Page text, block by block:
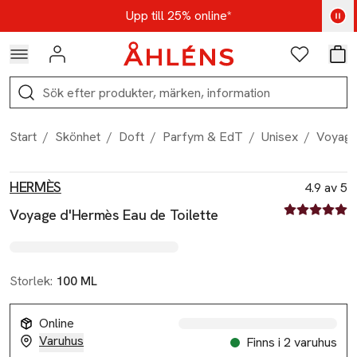
Hoppa till navigationsmenynUpp till 25% online*
Kod: AUG25 - Shoppa nu
Logga in Favoriter
Sök
Start / Skönhet / Doft / Parfym & EdT / Unisex /
HERMÈS
Voyage d'Hermès Eau de Toilette
4.9 av 5
4.9 av fem
Storlek: 100 ML
Online
Varuhus
Finns i 2 varuhus